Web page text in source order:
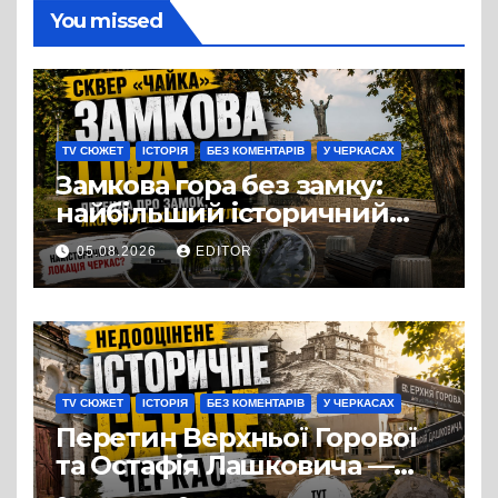
You missed
TV СЮЖЕТ ІСТОРІЯ БЕЗ КОМЕНТАРІВ У ЧЕРКАСАХ
Замкова гора без замку:
найбільший історичний
міф Черкас
05.08.2026 EDITOR
TV СЮЖЕТ ІСТОРІЯ БЕЗ КОМЕНТАРІВ У ЧЕРКАСАХ
Перетин Верхньої Горової
та Остафія Лашковича —